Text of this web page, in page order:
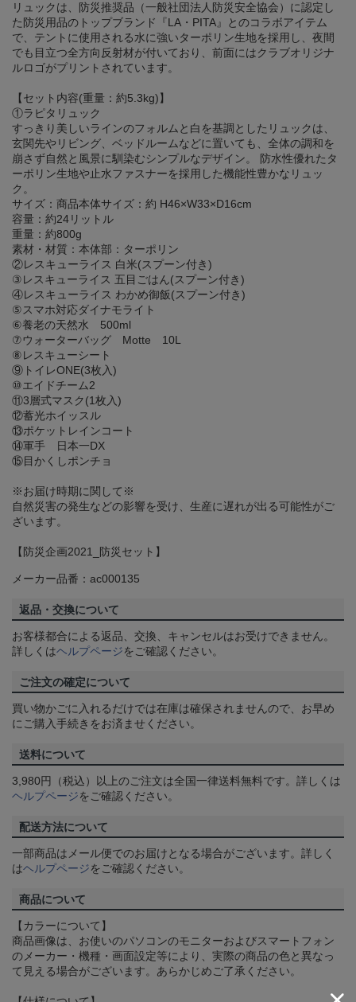
リュックは、防災推奨品（一般社団法人防災安全協会）に認定し
た防災用品のトップブランド『LA・PITA』とのコラボアイテム
で、テントに使用される水に強いターポリン生地を採用し、夜間
でも目立つ全方向反射材が付いており、前面にはクラブオリジナ
ルロゴがプリントされています。
【セット内容(重量：約5.3kg)】
①ラピタリュック
すっきり美しいラインのフォルムと白を基調としたリュックは、
玄関先やリビング、ベッドルームなどに置いても、全体の調和を
崩さず自然と風景に馴染むシンプルなデザイン。 防水性優れたタ
ーポリン生地や止水ファスナーを採用した機能性豊かなリュッ
ク。
サイズ：商品本体サイズ：約 H46×W33×D16cm
容量：約24リットル
重量：約800g
素材・材質：本体部：ターポリン
②レスキューライス 白米(スプーン付き)
③レスキューライス 五目ごはん(スプーン付き)
④レスキューライス わかめ御飯(スプーン付き)
⑤スマホ対応ダイナモライト
⑥養老の天然水 500ml
⑦ウォーターバッグ Motte 10L
⑧レスキューシート
⑨トイレONE(3枚入)
⑩エイドチーム2
⑪3層式マスク(1枚入)
⑫蓄光ホイッスル
⑬ポケットレインコート
⑭軍手 日本一DX
⑮目かくしポンチョ
※お届け時期に関して※
自然災害の発生などの影響を受け、生産に遅れが出る可能性がご
ざいます。
【防災企画2021_防災セット】
メーカー品番：ac000135
返品・交換について
お客様都合による返品、交換、キャンセルはお受けできません。
詳しくはヘルプページをご確認ください。
ご注文の確定について
買い物かごに入れるだけでは在庫は確保されませんので、お早め
にご購入手続きをお済ませください。
送料について
3,980円（税込）以上のご注文は全国一律送料無料です。詳しくは
ヘルプページをご確認ください。
配送方法について
一部商品はメール便でのお届けとなる場合がございます。詳しく
はヘルプページをご確認ください。
商品について
【カラーについて】
商品画像は、お使いのパソコンのモニターおよびスマートフォン
のメーカー・機種・画面設定等により、実際の商品の色と異なっ
て見える場合がございます。あらかじめご了承ください。